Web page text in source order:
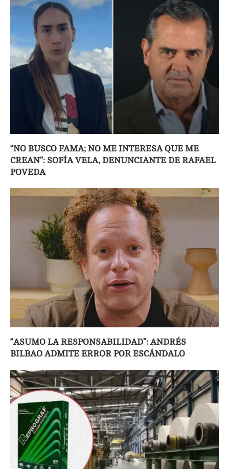
“NO BUSCO FAMA; NO ME INTERESA QUE ME
CREAN”: SOFÍA VELA, DENUNCIANTE DE RAFAEL
POVEDA
“ASUMO LA RESPONSABILIDAD”: ANDRÉS
BILBAO ADMITE ERROR POR ESCÁNDALO